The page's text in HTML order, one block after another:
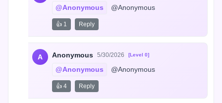
@Anonymous @Anonymous
👍 1 Reply
A Anonymous 5/30/2026 [Level 0]
@Anonymous @Anonymous
👍 4 Reply